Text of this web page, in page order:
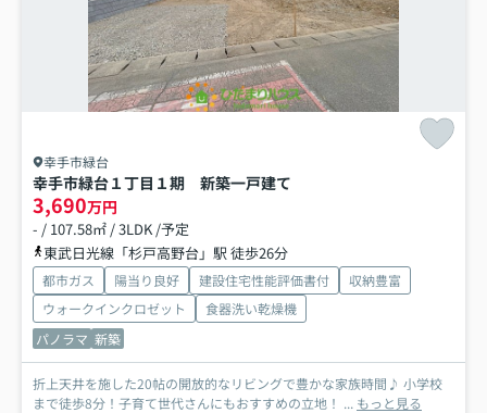
幸手市緑台
幸手市緑台１丁目１期 新築一戸建て
3,690万円
- / 107.58㎡ / 3LDK /予定
東武日光線「杉戸高野台」駅 徒歩26分
都市ガス 陽当り良好 建設住宅性能評価書付
収納豊富
ウォークインクロゼット
食器洗い乾燥機
パノラマ 新築
折上天井を施した20帖の開放的なリビングで豊かな家族時間♪ 小学校
まで徒歩8分！子育て世代さんにもおすすめの立地！ ... もっと見る